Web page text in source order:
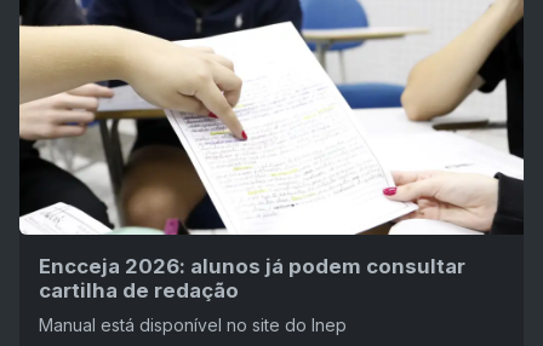
Encceja 2026: alunos já podem consultar
cartilha de redação
Manual está disponível no site do Inep